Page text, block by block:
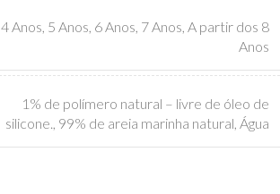
4 Anos, 5 Anos, 6 Anos, 7 Anos, A partir dos 8
Anos
1% de polímero natural – livre de óleo de
silicone., 99% de areia marinha natural, Água